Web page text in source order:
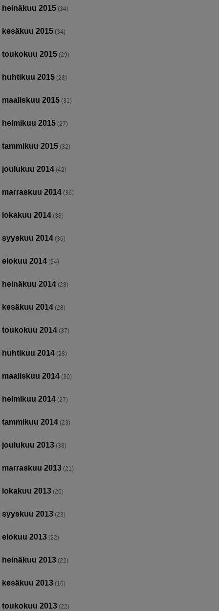
heinäkuu 2015 (34)
kesäkuu 2015 (34)
toukokuu 2015 (29)
huhtikuu 2015 (28)
maaliskuu 2015 (31)
helmikuu 2015 (27)
tammikuu 2015 (32)
joulukuu 2014 (42)
marraskuu 2014 (36)
lokakuu 2014 (38)
syyskuu 2014 (36)
elokuu 2014 (34)
heinäkuu 2014 (28)
kesäkuu 2014 (28)
toukokuu 2014 (37)
huhtikuu 2014 (28)
maaliskuu 2014 (30)
helmikuu 2014 (27)
tammikuu 2014 (23)
joulukuu 2013 (38)
marraskuu 2013 (21)
lokakuu 2013 (26)
syyskuu 2013 (23)
elokuu 2013 (22)
heinäkuu 2013 (22)
kesäkuu 2013 (16)
toukokuu 2013 (22)